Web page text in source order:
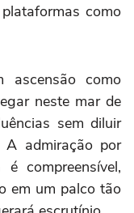
como
ascensão como
neste mar de
sem diluir
A admiração por
é compreensível,
em um palco tão